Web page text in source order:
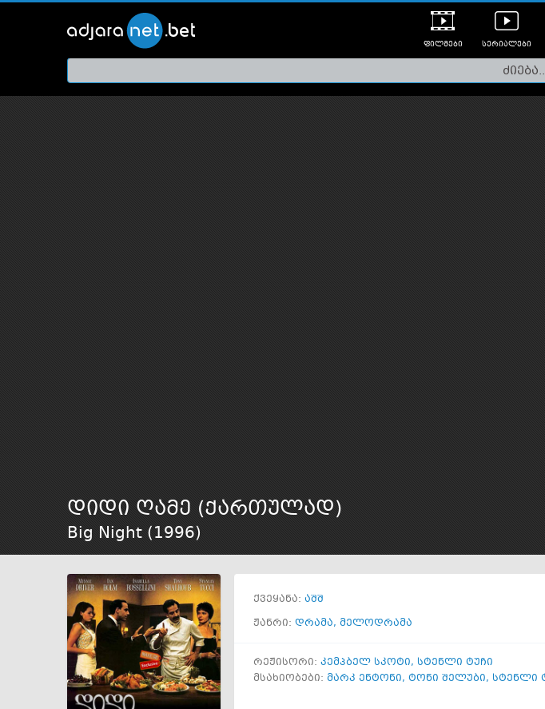
ფილმები
თრეილერები
სერიალები
დიდი ღამე (ქართულად)
Big Night (1996)
ქვეყანა: აშშ
ჟანრი: დრამა, მელოდრამა
რეჟისორი: კემპბელ სკოტი, სტენლი ტუჩი
მსახიობები: მარკ ენტონი, ტონი შელუბი, სტენლი